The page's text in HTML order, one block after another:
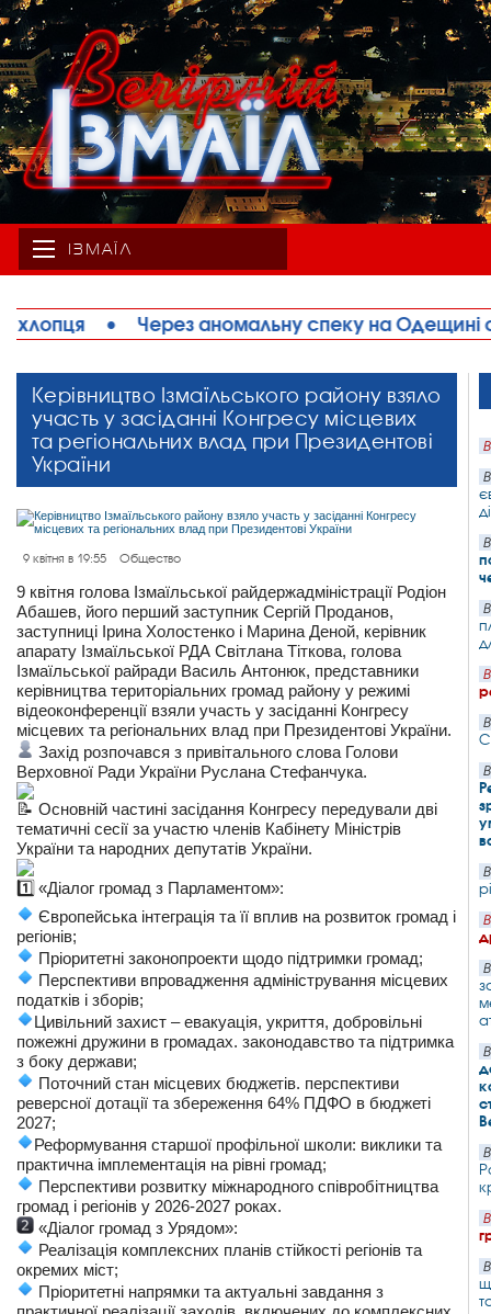
ІЗМАЇЛ
спеку на Одещині обмежують рух
Керівництво Ізмаїльського району взяло
участь у засіданні Конгресу місцевих
та регіональних влад при Президентові
України
9 квітня в 19:55 Общество
9 квітня голова Ізмаїльської райдержадміністрації Родіон
Абашев, його перший заступник Сергій Проданов,
заступниці Ірина Холостенко і Марина Деной, керівник
апарату Ізмаїльської РДА Світлана Тіткова, голова
Ізмаїльської райради Василь Антонюк, представники
керівництва територіальних громад району у режимі
відеоконференції взяли участь у засіданні Конгресу
місцевих та регіональних влад при Президентові України.
Захід розпочався з привітального слова Голови
Верховної Ради України Руслана Стефанчука.
Основній частині засідання Конгресу передували дві
тематичні сесії за участю членів Кабінету Міністрів
України та народних депутатів України.
«Діалог громад з Парламентом»:
Європейська інтеграція та її вплив на розвиток громад і
регіонів;
Пріоритетні законопроекти щодо підтримки громад;
Перспективи впровадження адміністрування місцевих
податків і зборів;
Цивільний захист – евакуація, укриття, добровільні
пожежні дружини в громадах. законодавство тa підтримка
з боку держави;
Поточний стан місцевих бюджетів. перспективи
реверсної дотації та збереження 64% ПДФО в бюджеті
2027;
Реформування старшої профільної школи: виклики та
практична імплементація на рівні громад;
Перспективи розвитку міжнародного співробітництва
громад і регіонів у 2026-2027 роках.
«Діалог громад з Урядом»:
Реалізація комплексних планів стійкості регіонів та
окремих міст;
Пріоритетні напрямки та актуальні завдання з